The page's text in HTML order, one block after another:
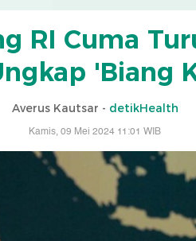
RI Cuma
'Biang
Averus Kautsar - detikHealth
Kamis, 09 Mei 2024 11:01 WIB